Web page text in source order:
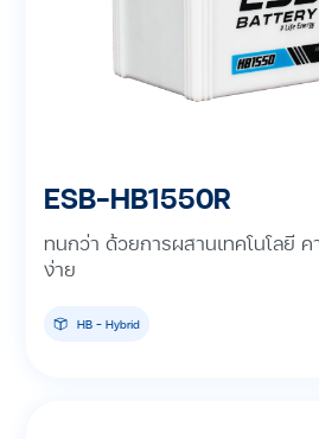
ESB-HB1550R
ทนกว่า ด้วยการผสานเทคโนโลยี
ง่าย
HB - Hybrid